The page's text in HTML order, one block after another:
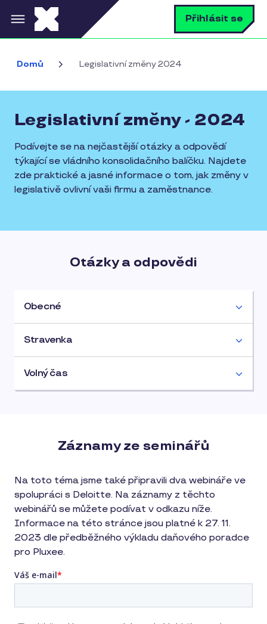
Přejít k hlavnímu obsahu Přihlásit se
Domů Legislativní změny 2024
Legislativní změny - 2024
Podívejte se na nejčastější otázky a odpovědí
týkající se vládního konsolidačního balíčku. Najdete
zde praktické a jasné informace o tom, jak změny v
legislativě ovlivní vaši firmu a zaměstnance.
Otázky a odpovědi
Obecné
Stravenka
Volný čas
Záznamy ze seminářů
Na toto téma jsme také připravili dva webináře ve
spolupráci s Deloitte. Na záznamy z těchto
webinářů se můžete podívat v odkazu níže.
Informace na této stránce jsou platné k 27. 11.
2023 dle předběžného výkladu daňového poradce
pro Pluxee.